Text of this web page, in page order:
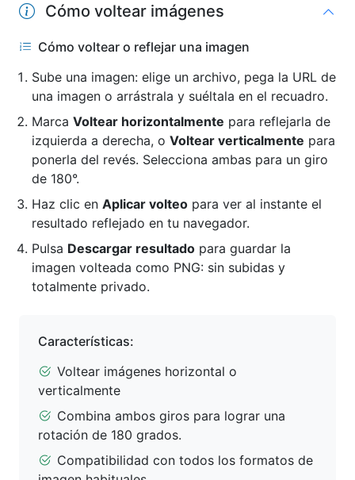
Cómo voltear imágenes
Cómo voltear o reflejar una imagen
Sube una imagen: elige un archivo, pega la URL de
una imagen o arrástrala y suéltala en el recuadro.
Marca Voltear horizontalmente para reflejarla de
izquierda a derecha, o Voltear verticalmente para
ponerla del revés. Selecciona ambas para un giro
de 180°.
Haz clic en Aplicar volteo para ver al instante el
resultado reflejado en tu navegador.
Pulsa Descargar resultado para guardar la
imagen volteada como PNG: sin subidas y
totalmente privado.
Características:
Voltear imágenes horizontal o
verticalmente
Combina ambos giros para lograr una
rotación de 180 grados.
Compatibilidad con todos los formatos de